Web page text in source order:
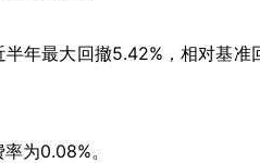
半年最大回撤5.42% ，相对基准
率为0.08%。